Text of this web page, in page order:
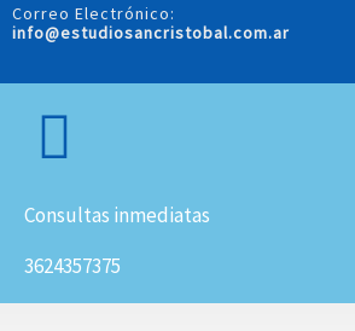
Correo Electrónico:
info@estudiosancristobal.com.ar
Consultas inmediatas
3624357375